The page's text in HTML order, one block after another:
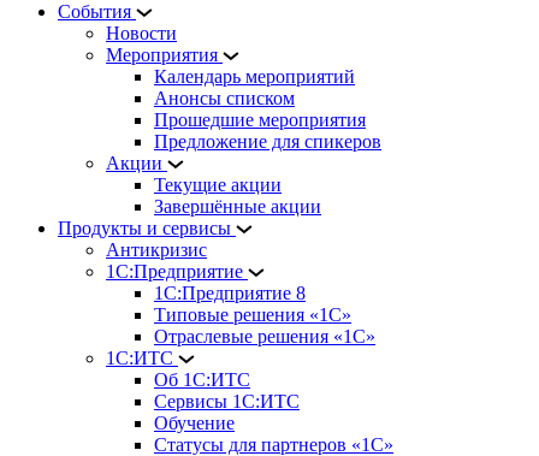
События
Новости
Мероприятия
Календарь мероприятий
Анонсы списком
Прошедшие мероприятия
Предложение для спикеров
Акции
Текущие акции
Завершённые акции
Продукты и сервисы
Антикризис
1С:Предприятие
1С:Предприятие 8
Типовые решения «1С»
Отраслевые решения «1С»
1С:ИТС
Об 1С:ИТС
Сервисы 1С:ИТС
Обучение
Статусы для партнеров «1С»